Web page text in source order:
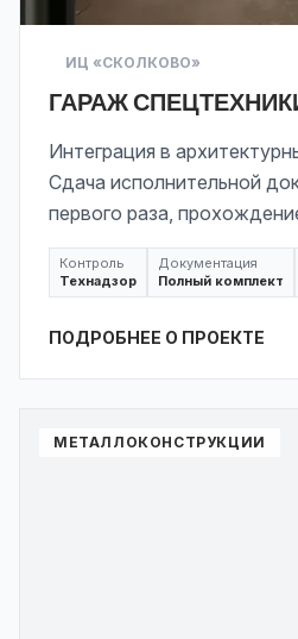
ИЦ «СКОЛКОВО»
ГАРАЖ
Интеграция в
Сдача исполнительной
первого раза,
Контроль
Технадзор
Документация
Полный комплект
ПОДРОБНЕЕ О ПРОЕКТЕ
МЕТАЛЛОКОНСТРУКЦИИ